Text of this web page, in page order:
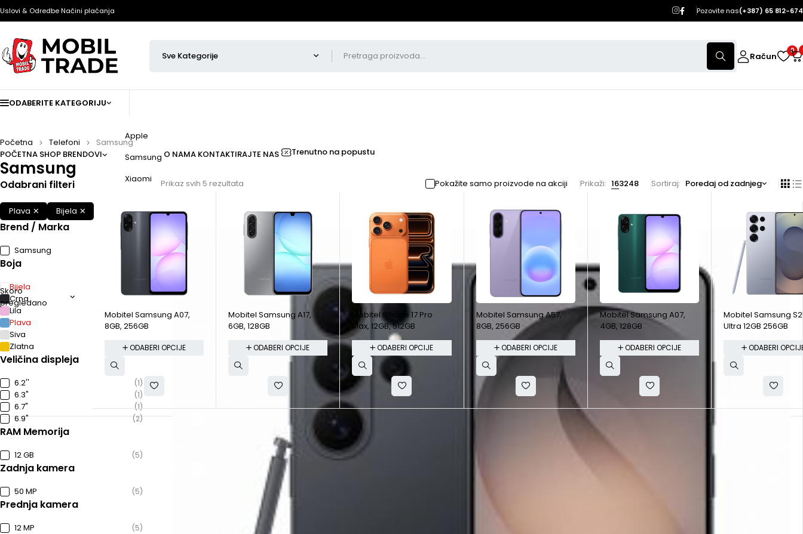
Uslovi & OdredbeNačini plaćanja Pozovite nas(+387) 65 812-674
Račun
0
ODABERITE KATEGORIJU
POČETNA SHOP BRENDOVI
Apple
Samsung
Xiaomi
O NAMA KONTAKTIRAJTE NAS Trenutno na popustu
Skoro
pregledano
Mobitel Samsung A07,
8GB, 256GB
ODABERI OPCIJE
Mobitel Samsung A17,
6GB, 128GB
ODABERI OPCIJE
Mobitel iPhone 17 Pro
Max, 12GB, 512GB
ODABERI OPCIJE
Mobitel Samsung A57,
8GB, 256GB
ODABERI OPCIJE
Mobitel Samsung A07,
4GB, 128GB
ODABERI OPCIJE
Mobitel Samsung
Ultra 12GB 256GB
ODABERI
Samsung
Početna Telefoni Samsung
Odabrani filteri
Plava Bijela
Brend / Marka
Samsung
Boja
Bijela
Crna
Lila
Plava
Siva
Zlatna
Veličina displeja
6.2'' (1)
6.3" (1)
6.7" (1)
6.9" (2)
RAM Memorija
12 GB (5)
Zadnja kamera
50 MP (5)
Prednja kamera
12 MP (5)
Prikaz svih 5 rezultata Pokažite samo proizvode na akciji Prikaži: 163248 Sortiraj Poredaj od zadnjeg